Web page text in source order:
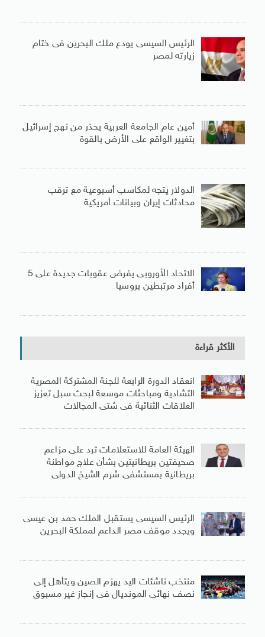
الرئيس السيسى يودع ملك البحرين فى ختام
زيارته لمصر
أمين عام الجامعة العربية يحذر من نهج إسرائيل
بتغيير الواقع على الأرض بالقوة
الدولار يتجه لمكاسب أسبوعية مع ترقب
محادثات إيران وبيانات أمريكية
الاتحاد الأوروبى يفرض عقوبات جديدة على 5
أفراد مرتبطين بروسيا
الأكثر قراءة
انعقاد الدورة الرابعة للجنة المشتركة المصرية
التشادية ومباحثات موسعة لبحث سبل تعزيز
العلاقات الثنائية فى شتى المجالات
الهيئة العامة للاستعلامات ترد على مزاعم
صحيفتين بريطانيتين بشأن علاج مواطنة
بريطانية بمستشفى شرم الشيخ الدولى
الرئيس السيسى يستقبل الملك حمد بن عيسى
ويجدد موقف مصر الداعم لمملكة البحرين
منتخب ناشئات اليد يهزم الصين ويتأهل إلى
نصف نهائى المونديال فى إنجاز غير مسبوق